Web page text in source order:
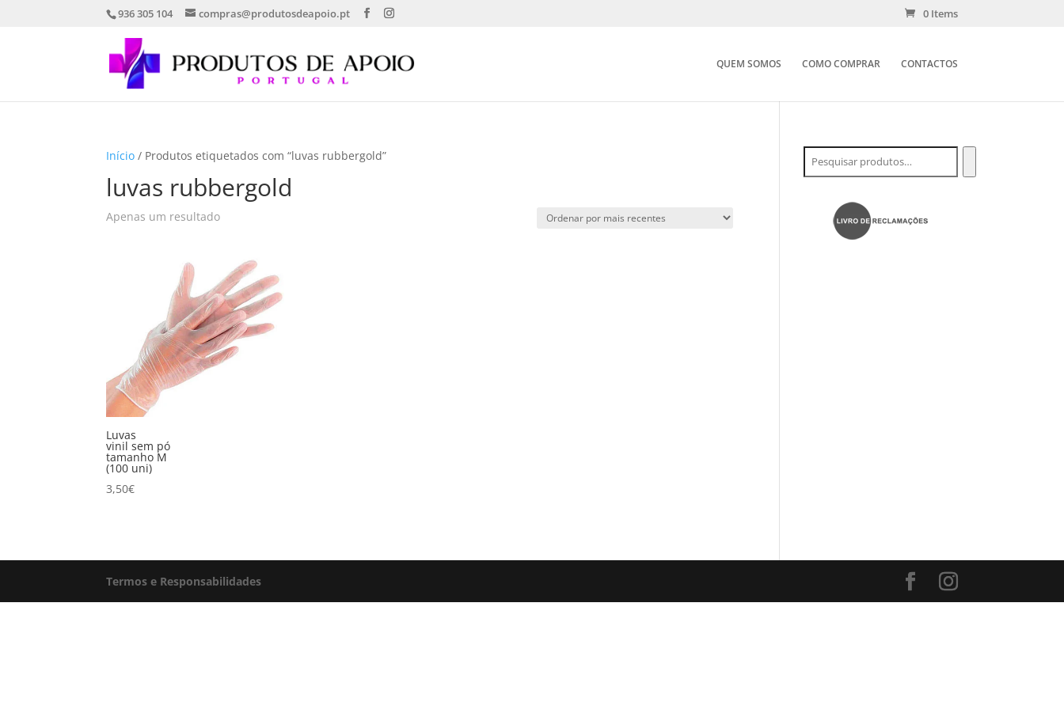
936 305 104 compras@produtosdeapoio.pt 0 Items
QUEM SOMOS COMO COMPRAR CONTACTOS
Início / Produtos etiquetados com “luvas rubbergold”
luvas rubbergold
Apenas um resultado
Luvas
vinil sem pó
tamanho M
(100 uni)
3,50€
Termos e Responsabilidades